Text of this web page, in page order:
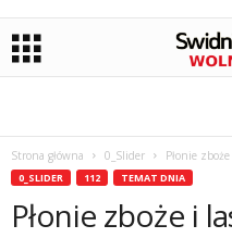
Strona główna 0_Slider Płonie
0_SLIDER 112 TEMAT DNIA
Płonie zboże i